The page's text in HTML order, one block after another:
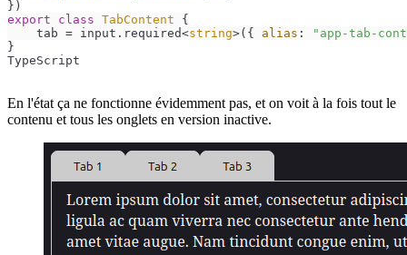
export
class TabContent {
    tab = input.
required<string>({ alias :
"app-tab-
}
TypeScript
En l'état ça ne fonctionne évidemment pas, et on voit à la fois tout le
contenu et tous les onglets en version inactive.